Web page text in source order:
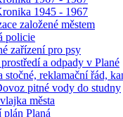
1945 - 1967
založené městem
policie
zařízení pro psy
a odpady v Plané
stočné, reklamační řád,
pitné vody do studny
města
plán Planá